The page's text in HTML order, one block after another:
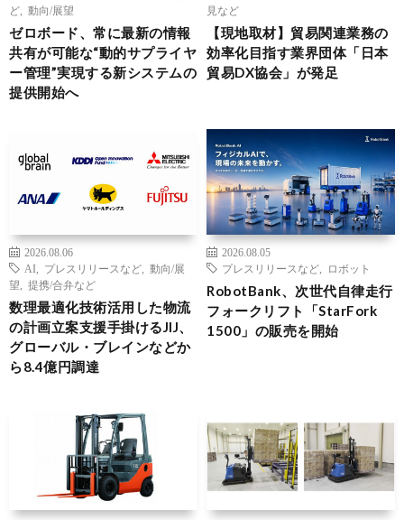
ど
動向/展望
ゼロボード、常に最新の情報
共有が可能な“動的サプライヤ
ー管理”実現する新システムの
提供開始へ
見など
【現地取材】貿易関連業務の
効率化目指す業界団体「日本
貿易DX協会」が発足
2026.08.06
AI
プレスリリースなど
動向/展
望
提携/合弁など
数理最適化技術活用した物流
の計画立案支援手掛けるJIJ、
グローバル・ブレインなどか
ら8.4億円調達
2026.08.05
プレスリリースなど
ロボット
RobotBank、次世代自律走行
フォークリフト「StarFork
1500」の販売を開始